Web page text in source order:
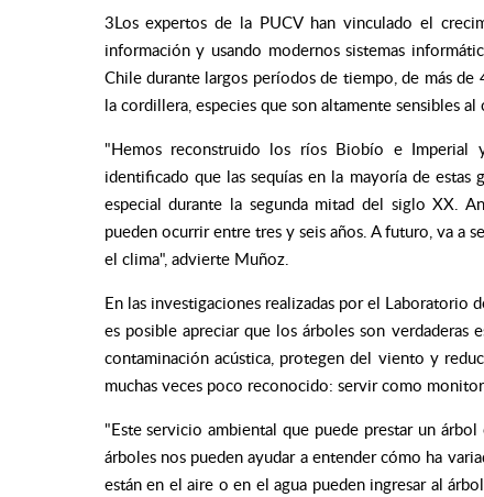
3Los expertos de la PUCV han vinculado el
información y usando modernos sistemas
Chile durante largos períodos de tiempo, de más
la cordillera, especies que son altamente sensibles al
"Hemos reconstruido los ríos Biobío e
identificado que las sequías en la mayoría de
especial durante la segunda mitad del siglo XX.
pueden ocurrir entre tres y seis años. A futuro, va a
el clima", advierte Muñoz.
En las investigaciones realizadas por el Laboratorio
es posible apreciar que los árboles son
contaminación acústica, protegen del viento y
muchas veces poco reconocido: servir como
"Este servicio ambiental que puede prestar un
árboles nos pueden ayudar a entender cómo ha
están en el aire o en el agua pueden ingresar al